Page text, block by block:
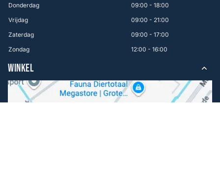
Donderdag
09:00 - 18:00
Vrijdag
09:00 - 21:00
Zaterdag
09:00 - 17:00
Zondag
12:00 - 16:00
WINKEL